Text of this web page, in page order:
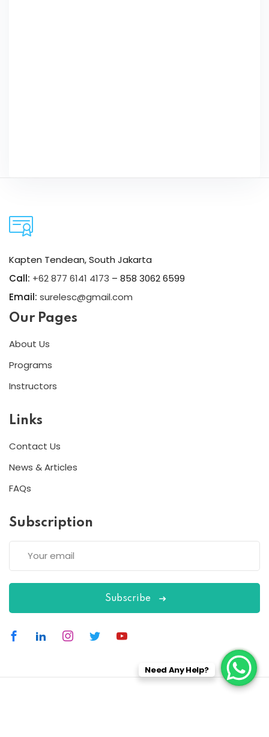
Kapten Tendean, South Jakarta
Call: +62 877 6141 4173 – 858 3062 6599
Email: surelesc@gmail.com
Our Pages
About Us
Programs
Instructors
Links
Contact Us
News & Articles
FAQs
Subscription
Subscribe
Need Any Help?